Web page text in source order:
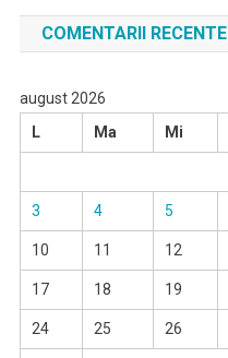
COMENTARII RECENTE
august 2026
L
Ma Mi
3 4 5
10 11 12
17 18 19
24 25 26